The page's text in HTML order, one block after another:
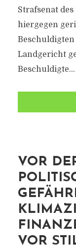
Strafsenat
hiergegen
Landgericht
Beschuldigte...
VOR
VOR